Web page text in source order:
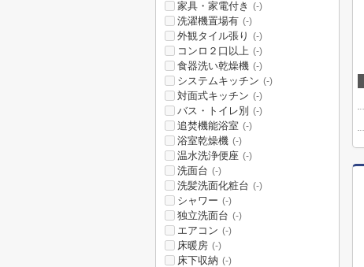
家具・家電付き (-)
洗濯機置場有 (-)
外観タイル張り (-)
コンロ２口以上 (-)
食器洗い乾燥機 (-)
システムキッチン (-)
対面式キッチン (-)
バス・トイレ別 (-)
追焚機能浴室 (-)
浴室乾燥機 (-)
温水洗浄便座 (-)
洗面台 (-)
洗髪洗面化粧台 (-)
シャワー (-)
独立洗面台 (-)
エアコン (-)
床暖房 (-)
床下収納 (-)